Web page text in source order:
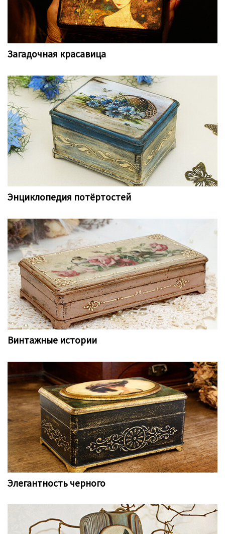
Загадочная красавица
Энциклопедия потёртостей
Винтажные истории
Элегантность черного